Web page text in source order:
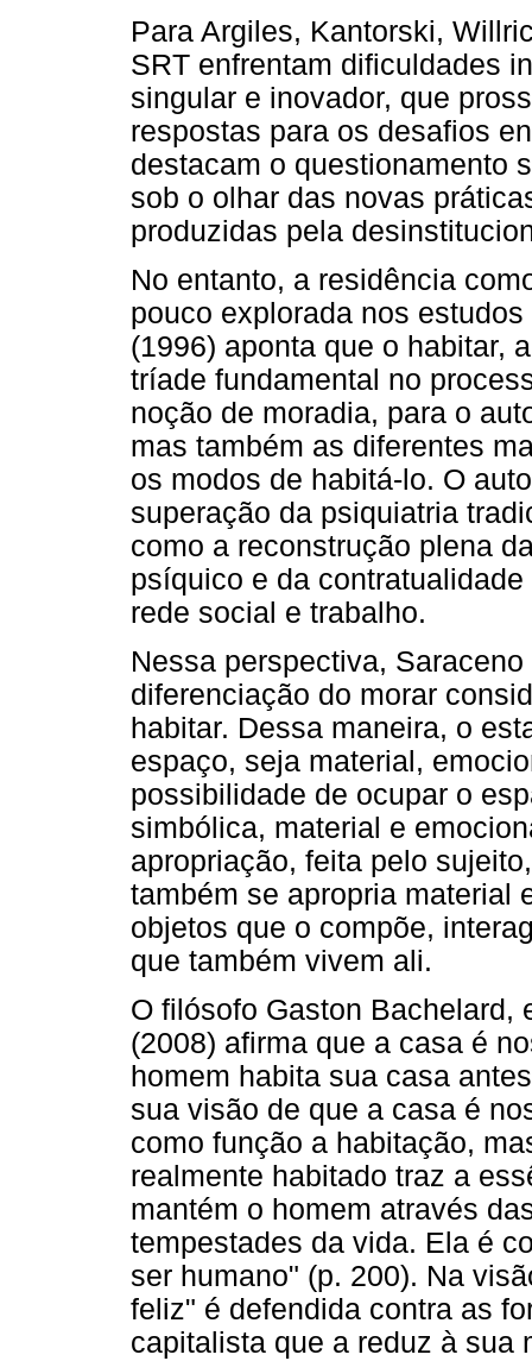
Para Argiles, Kantorski,
SRT enfrentam dificuldades
singular e inovador, que
respostas para os desafios
destacam o questionamento
sob o olhar das novas
produzidas pela
No entanto, a residência
pouco explorada nos
(1996) aponta que o habitar,
tríade fundamental no
noção de moradia, para o
mas também as diferentes
os modos de habitá-lo. O
superação da psiquiatria
como a reconstrução plena
psíquico e da
rede social e trabalho.
Nessa perspectiva,
diferenciação do morar
habitar. Dessa maneira, o
espaço, seja material,
possibilidade de ocupar o
simbólica, material e
apropriação, feita pelo
também se apropria material
objetos que o compõe,
que também vivem ali.
O filósofo Gaston Bachelard,
(2008) afirma que a casa é
homem habita sua casa
sua visão de que a casa é
como função a habitação,
realmente habitado traz a
mantém o homem através
tempestades da vida. Ela é
ser humano" (p. 200). Na
feliz" é defendida contra as
capitalista que a reduz à sua